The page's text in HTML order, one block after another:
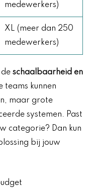
medewerkers)
XL (meer dan 250
medewerkers)
schaalbaarheid en
teams kunnen
maar grote
systemen. Past
categorie? Dan kun
bij jouw